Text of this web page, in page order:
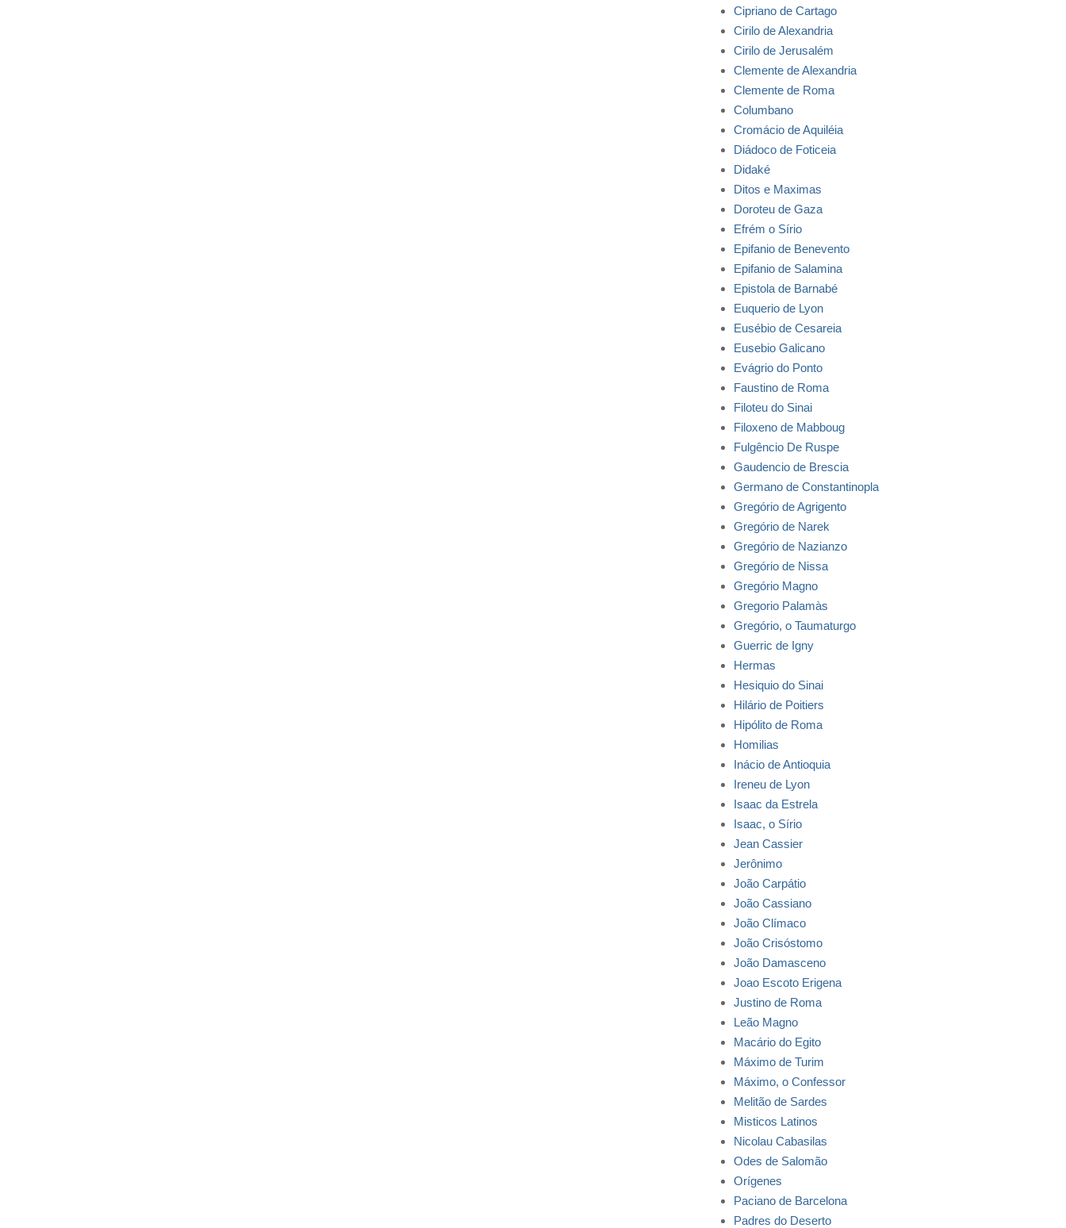
Cipriano de Cartago
Cirilo de Alexandria
Cirilo de Jerusalém
Clemente de Alexandria
Clemente de Roma
Columbano
Cromácio de Aquiléia
Diádoco de Foticeia
Didaké
Ditos e Maximas
Doroteu de Gaza
Efrém o Sírio
Epifanio de Benevento
Epifanio de Salamina
Epistola de Barnabé
Euquerio de Lyon
Eusébio de Cesareia
Eusebio Galicano
Evágrio do Ponto
Faustino de Roma
Filoteu do Sinai
Filoxeno de Mabboug
Fulgêncio De Ruspe
Gaudencio de Brescia
Germano de Constantinopla
Gregório de Agrigento
Gregório de Narek
Gregório de Nazianzo
Gregório de Nissa
Gregório Magno
Gregorio Palamàs
Gregório, o Taumaturgo
Guerric de Igny
Hermas
Hesiquio do Sinai
Hilário de Poitiers
Hipólito de Roma
Homilias
Inácio de Antioquia
Ireneu de Lyon
Isaac da Estrela
Isaac, o Sírio
Jean Cassier
Jerônimo
João Carpátio
João Cassiano
João Clímaco
João Crisóstomo
João Damasceno
Joao Escoto Erigena
Justino de Roma
Leão Magno
Macário do Egito
Máximo de Turim
Máximo, o Confessor
Melitão de Sardes
Misticos Latinos
Nicolau Cabasilas
Odes de Salomão
Orígenes
Paciano de Barcelona
Padres do Deserto